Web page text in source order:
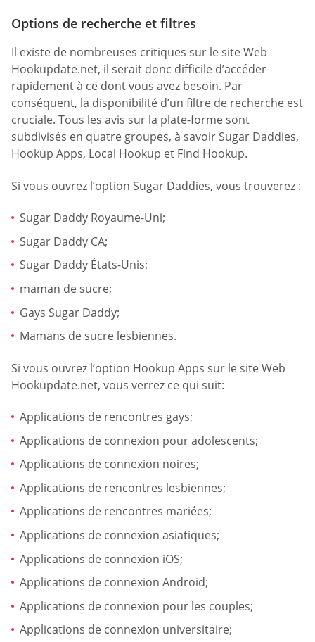
Options de recherche et filtres
Il existe de nombreuses critiques sur le site Web
Hookupdate.net, il serait donc difficile d’accéder
rapidement à ce dont vous avez besoin. Par
conséquent, la disponibilité d’un filtre de recherche est
cruciale. Tous les avis sur la plate-forme sont
subdivisés en quatre groupes, à savoir Sugar Daddies,
Hookup Apps, Local Hookup et Find Hookup.
Si vous ouvrez l’option Sugar Daddies, vous trouverez :
Sugar Daddy Royaume-Uni;
Sugar Daddy CA;
Sugar Daddy États-Unis;
maman de sucre;
Gays Sugar Daddy;
Mamans de sucre lesbiennes.
Si vous ouvrez l’option Hookup Apps sur le site Web
Hookupdate.net, vous verrez ce qui suit:
Applications de rencontres gays;
Applications de connexion pour adolescents;
Applications de connexion noires;
Applications de rencontres lesbiennes;
Applications de rencontres mariées;
Applications de connexion asiatiques;
Applications de connexion iOS;
Applications de connexion Android;
Applications de connexion pour les couples;
Applications de connexion universitaire;